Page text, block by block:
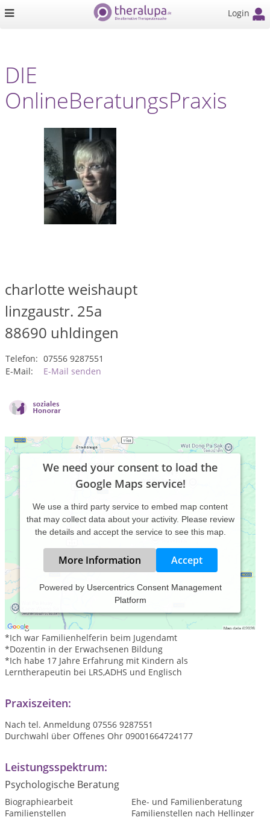
Login
DIE
OnlineBeratungsPraxis
charlotte weishaupt
linzgaustr. 25a
88690 uhldingen
Telefon: 07556 9287551
E-Mail:
E-Mail senden
We need your consent to load the
Google Maps service!
We use a third party service to embed map content
that may collect data about your activity. Please review
the details and accept the service to see this map.
More Information Accept
Powered by Usercentrics Consent Management
Platform
*Ich bin Psychologische Beraterin
*Mitglied beim VfP
*Ausgebildete Erzieherin
*Ich war Familienhelferin beim Jugendamt
*Dozentin in der Erwachsenen Bildung
*Ich habe 17 Jahre Erfahrung mit Kindern als
Lerntherapeutin bei LRS,ADHS und Englisch
Praxiszeiten:
Nach tel. Anmeldung 07556 9287551
Durchwahl über Offenes Ohr 09001664724177
Leistungsspektrum:
Psychologische Beratung
Biographiearbeit
Ehe- und Familienberatung
Familienstellen
Familienstellen nach Hellinger